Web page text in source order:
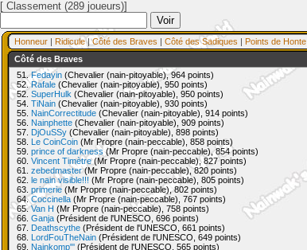
[ Classement (289 joueurs)]
Honneur | Ridicule|Côté des Braves | Côté des Sadiques | Points de Honte
Côté des Braves
51.Fedayin (Chevalier (nain-pitoyable), 964 points)
52.Rafale (Chevalier (nain-pitoyable), 950 points)
52. SuperHulk (Chevalier (nain-pitoyable), 950 points)
54. TiNain (Chevalier (nain-pitoyable), 930 points)
55. NainCorrectitude (Chevalier (nain-pitoyable), 914 points)
56. Nainphette (Chevalier (nain-pitoyable), 909 points)
57. DjOuSSy (Chevalier (nain-pitoyable), 898 points)
58. Le CoinCoin (Mr Propre (nain-peccable), 858 points)
59. prince of darkness(Mr Propre (nain-peccable), 854 points)
60. Vincent Timètre(Mr Propre (nain-peccable), 827 points)
61. zebedmaster(Mr Propre (nain-peccable), 820 points)
62. le nain visible!!! (Mr Propre (nain-peccable), 805 points)
63. primerie (Mr Propre (nain-peccable), 802 points)
64.Coccinella (Mr Propre (nain-peccable), 767 points)
65.Van H (Mr Propre (nain-peccable), 758 points)
66. Ganja (Président de l'UNESCO, 696 points)
67. Deathscythe (Président de l'UNESCO, 661 points)
68. LordFouTheNain (Président de l'UNESCO, 649 points)
69. Nainkomp"' (Président de l'UNESCO, 565 points)